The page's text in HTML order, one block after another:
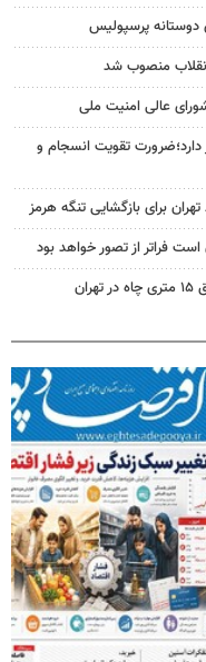
دوستانه پرسپولیس
منصوب شد
عالی امنیت ملی
دارد؛ضرورت تقویت انسجام و
برای بازگشایی تنگه هرمز
است فراتر از تصور خواهد بود